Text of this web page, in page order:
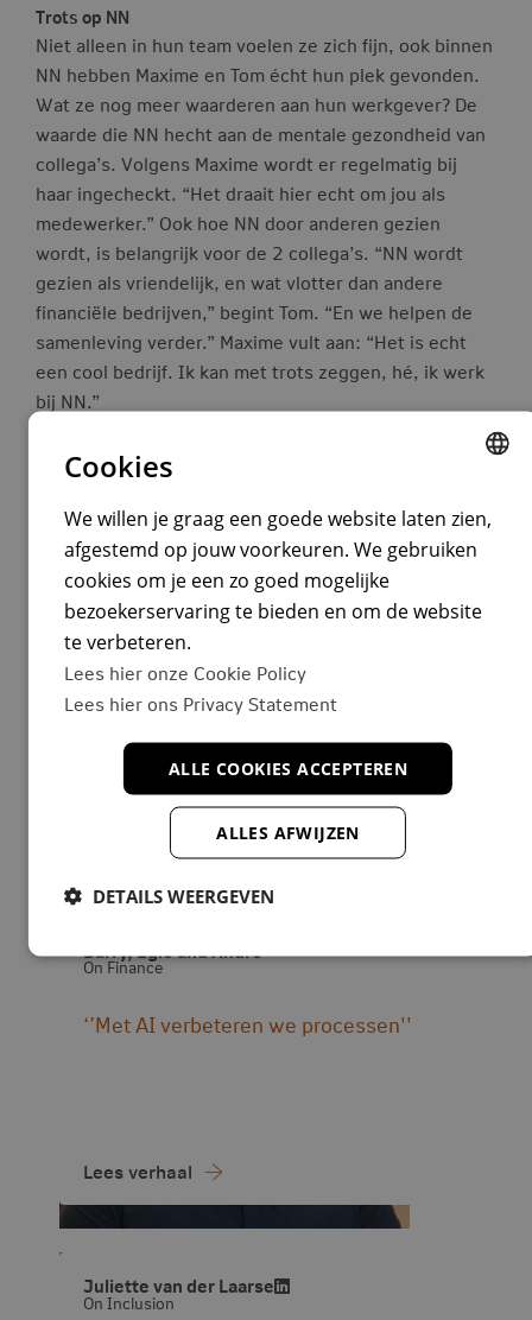
Trots op NN
Niet alleen in hun team voelen ze zich fijn, ook binnen
NN hebben Maxime en Tom écht hun plek gevonden.
Wat ze nog meer waarderen aan hun werkgever? De
waarde die NN hecht aan de mentale gezondheid van
collega’s. Volgens Maxime wordt er regelmatig bij
haar ingecheckt. “Het draait hier echt om jou als
medewerker.” Ook hoe NN door anderen gezien
wordt, is belangrijk voor de 2 collega’s. “NN wordt
gezien als vriendelijk, en wat vlotter dan andere
financiële bedrijven,” begint Tom. “En we helpen de
samenleving verder.” Maxime vult aan: “Het is echt
een cool bedrijf. Ik kan met trots zeggen, hé, ik werk
bij NN.”
Ook interessant?
Frederique Grift
AI-lead
‘Mijn vakgebied ontwikkelt zich heel snel, en ik
ook'
Barry, Egle and Andre
On Finance
‘’Met AI verbeteren we processen''
Lees verhaal
Juliette van der Laarse
On Inclusion
ENGLISH
Cookies
We willen je graag een goede website laten zien,
afgestemd op jouw voorkeuren. We gebruiken
cookies om je een zo goed mogelijke
bezoekerservaring te bieden en om de website
te verbeteren.
Lees hier onze Cookie Policy
Lees hier ons Privacy Statement
ALLE COOKIES ACCEPTEREN
ALLES AFWIJZEN
DETAILS WEERGEVEN